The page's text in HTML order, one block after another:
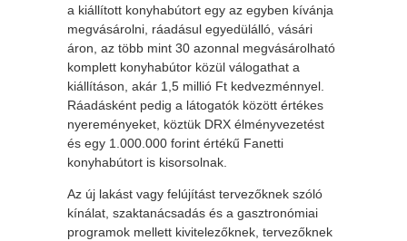
a kiállított konyhabútort egy az egyben kívánja
megvásárolni, ráadásul egyedülálló, vásári
áron, az több mint 30 azonnal megvásárolható
komplett konyhabútor közül válogathat a
kiállításon, akár 1,5 millió Ft kedvezménnyel.
Ráadásként pedig a látogatók között értékes
nyereményeket, köztük DRX élményvezetést
és egy 1.000.000 forint értékű Fanetti
konyhabútort is kisorsolnak.
Az új lakást vagy felújítást tervezőknek szóló
kínálat, szaktanácsadás és a gasztronómiai
programok mellett kivitelezőknek, tervezőknek